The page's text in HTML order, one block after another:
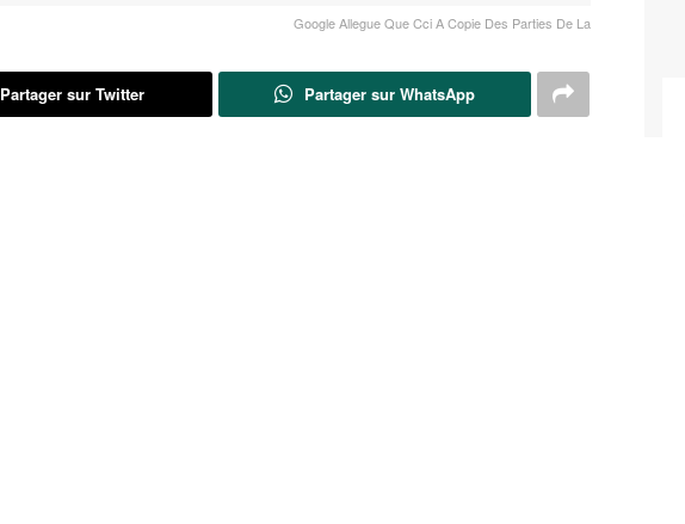
Google Allegue Que Cci A Copie Des Parties De La
Partager sur Twitter Partager sur WhatsApp